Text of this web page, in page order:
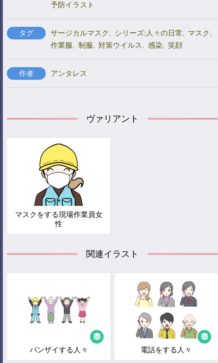
予防イラスト
タグ サージカルマスク, シリーズ:人々の日常, マスク,
作業服, 制服, 対策ウイルス, 感染, 笑顔
作者 アンタレス
ヴァリアント
マスクをする現場作業員女
性
関連イラスト
バンザイする人々 電話をする人々